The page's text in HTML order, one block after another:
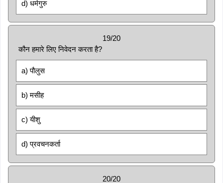
d) धर्मगुरु
19/20
कौन हमारे लिए निवेदन करता है?
a) पौलुस
b) मसीह
c) यीशु
d) प्रवचनकर्ता
20/20